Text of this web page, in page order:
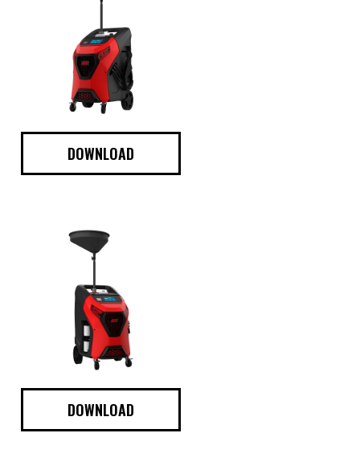
DOWNLOAD
DOWNLOAD